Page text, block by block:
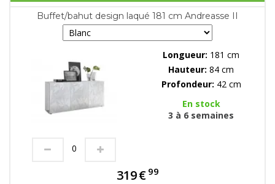
Buffet/bahut design laqué 181 cm Andreasse II
Longueur: 181 cm
Hauteur: 84 cm
Profondeur: 42 cm
En stock
3 à 6 semaines
319€ 99